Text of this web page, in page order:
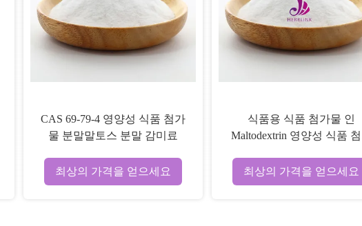
CAS 69-79-4 영양성 식품 첨가
물 분말말토스 분말 감미료
최상의 가격을 얻으세요
식품용 식품 첨가물 인
Maltodextrin 영양성 식품
최상의 가격을 얻으세요